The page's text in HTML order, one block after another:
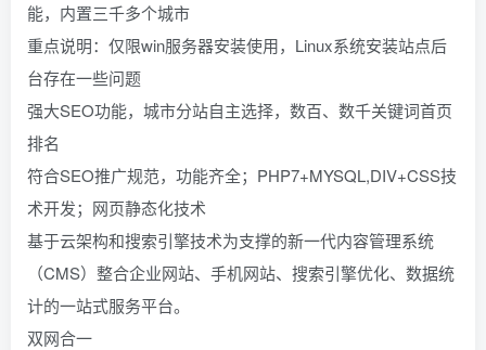
能，内置三千多个城市
重点说明：仅限win服务器安装使用，Linux系统安装站点后
台存在一些问题
强大SEO功能，城市分站自主选择，数百、数千关键词首页
排名
符合SEO推广规范，功能齐全；PHP7+MYSQL,DIV+CSS技
术开发；网页静态化技术
基于云架构和搜索引擎技术为支撑的新一代内容管理系统
（CMS）整合企业网站、手机网站、搜索引擎优化、数据统
计的一站式服务平台。
双网合一